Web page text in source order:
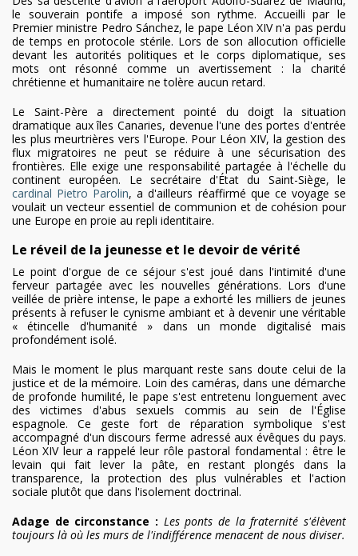
le souverain pontife a imposé son rythme. Accueilli par le
Premier ministre Pedro Sánchez, le pape Léon XIV n'a pas perdu
de temps en protocole stérile. Lors de son allocution officielle
devant les autorités politiques et le corps diplomatique, ses
mots ont résonné comme un avertissement : la charité
chrétienne et humanitaire ne tolère aucun retard.
Le Saint-Père a directement pointé du doigt la situation
dramatique aux îles Canaries, devenue l'une des portes d'entrée
les plus meurtrières vers l'Europe. Pour Léon XIV, la gestion des
flux migratoires ne peut se réduire à une sécurisation des
frontières. Elle exige une responsabilité partagée à l'échelle du
continent européen. Le secrétaire d'État du Saint-Siège, le
cardinal Pietro Parolin, a d'ailleurs réaffirmé que ce voyage se
voulait un vecteur essentiel de communion et de cohésion pour
une Europe en proie au repli identitaire.
Le réveil de la jeunesse et le devoir de vérité
Le point d'orgue de ce séjour s'est joué dans l'intimité d'une
ferveur partagée avec les nouvelles générations. Lors d'une
veillée de prière intense, le pape a exhorté les milliers de jeunes
présents à refuser le cynisme ambiant et à devenir une véritable
« étincelle d'humanité » dans un monde digitalisé mais
profondément isolé.
Mais le moment le plus marquant reste sans doute celui de la
justice et de la mémoire. Loin des caméras, dans une démarche
de profonde humilité, le pape s'est entretenu longuement avec
des victimes d'abus sexuels commis au sein de l'Église
espagnole. Ce geste fort de réparation symbolique s'est
accompagné d'un discours ferme adressé aux évêques du pays.
Léon XIV leur a rappelé leur rôle pastoral fondamental : être le
levain qui fait lever la pâte, en restant plongés dans la
transparence, la protection des plus vulnérables et l'action
sociale plutôt que dans l'isolement doctrinal.
Adage de circonstance : Les ponts de la fraternité s'élèvent
toujours là où les murs de l'indifférence menacent de nous diviser.